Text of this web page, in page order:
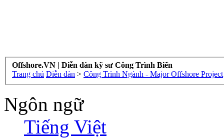
Offshore.VN | Diễn đàn kỹ sư Công Trình Biển
Trang chủ Diễn đàn > Công Trình Ngành - Major Offshore Project
Ngôn ngữ
Tiếng Việt